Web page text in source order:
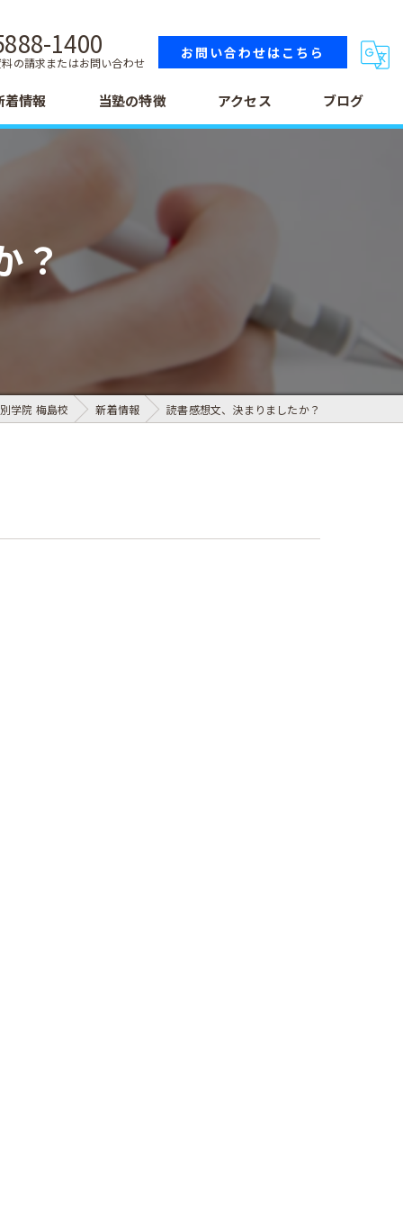
1400
の請求またはお問い合わせ
お問い合わせはこちら
着情報 当塾の特徴
高校生
テスト
アクセス ブログ
？
学院 梅島校 新着情報 読書感想文、決まりましたか？